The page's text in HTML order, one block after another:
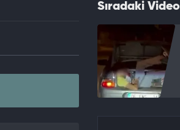
Sıradaki Video